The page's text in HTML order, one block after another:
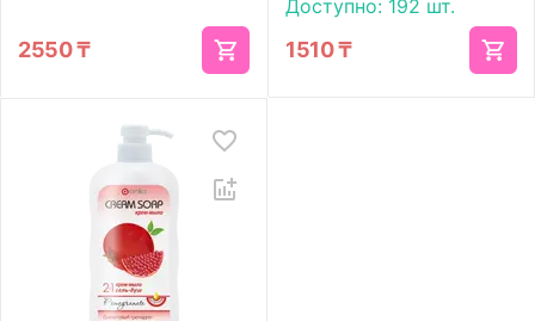
2550₸
Доступно: 192 шт.
1510₸